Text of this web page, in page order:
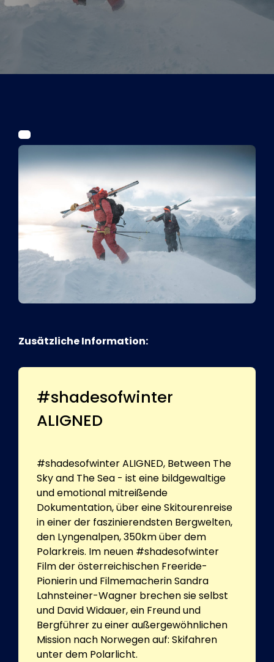
Tickets
Zusätzliche Information:
#shadesofwinter
ALIGNED
#shadesofwinter ALIGNED, Between The
Sky and The Sea - ist eine bildgewaltige
und emotional mitreißende
Dokumentation, über eine Skitourenreise
in einer der faszinierendsten Bergwelten,
den Lyngenalpen, 350km über dem
Polarkreis. Im neuen #shadesofwinter
Film der österreichischen Freeride-
Pionierin und Filmemacherin Sandra
Lahnsteiner-Wagner brechen sie selbst
und David Widauer, ein Freund und
Bergführer zu einer außergewöhnlichen
Mission nach Norwegen auf: Skifahren
unter dem Polarlicht.